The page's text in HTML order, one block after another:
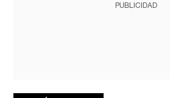
PUBLICIDAD